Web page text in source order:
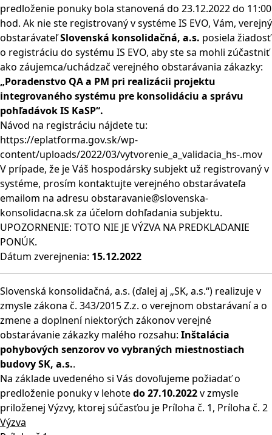
predloženie ponuky bola stanovená do 23.12.2022 do 11:00
hod. Ak nie ste registrovaný v systéme IS EVO, Vám, verejný
obstarávateľSlovenská konsolidačná, a.s. posiela žiadosť
o registráciu do systému IS EVO, aby ste sa mohli zúčastniť
ako záujemca/uchádzač verejného obstarávania zákazky:
„Poradenstvo QA a PM pri realizácii projektu
integrovaného systému pre konsolidáciu a správu
pohľadávok IS KaSP“.
Návod na registráciu nájdete tu:
https://eplatforma.gov.sk/wp-
content/uploads/2022/03/vytvorenie_a_validacia_hs-.mov
V prípade, že je Váš hospodársky subjekt už registrovaný v
systéme, prosím kontaktujte verejného obstarávateľa
emailom na adresu obstaravanie@slovenska-
konsolidacna.sk za účelom dohľadania subjektu.
UPOZORNENIE: TOTO NIE JE VÝZVA NA PREDKLADANIE
PONÚK.
Dátum zverejnenia: 15.12.2022
Slovenská konsolidačná, a.s. (ďalej aj „SK, a.s.“) realizuje v
zmysle zákona č. 343/2015 Z.z. o verejnom obstarávaní a o
zmene a doplnení niektorých zákonov verejné
obstarávanie zákazky malého rozsahu: Inštalácia
pohybových senzorov vo vybraných miestnostiach
budovy SK, a.s..
Na základe uvedeného si Vás dovoľujeme požiadať o
predloženie ponuky v lehotedo 27.10.2022v zmysle
priloženej Výzvy, ktorej súčasťou je Príloha č. 1, Príloha č. 2
Výzva